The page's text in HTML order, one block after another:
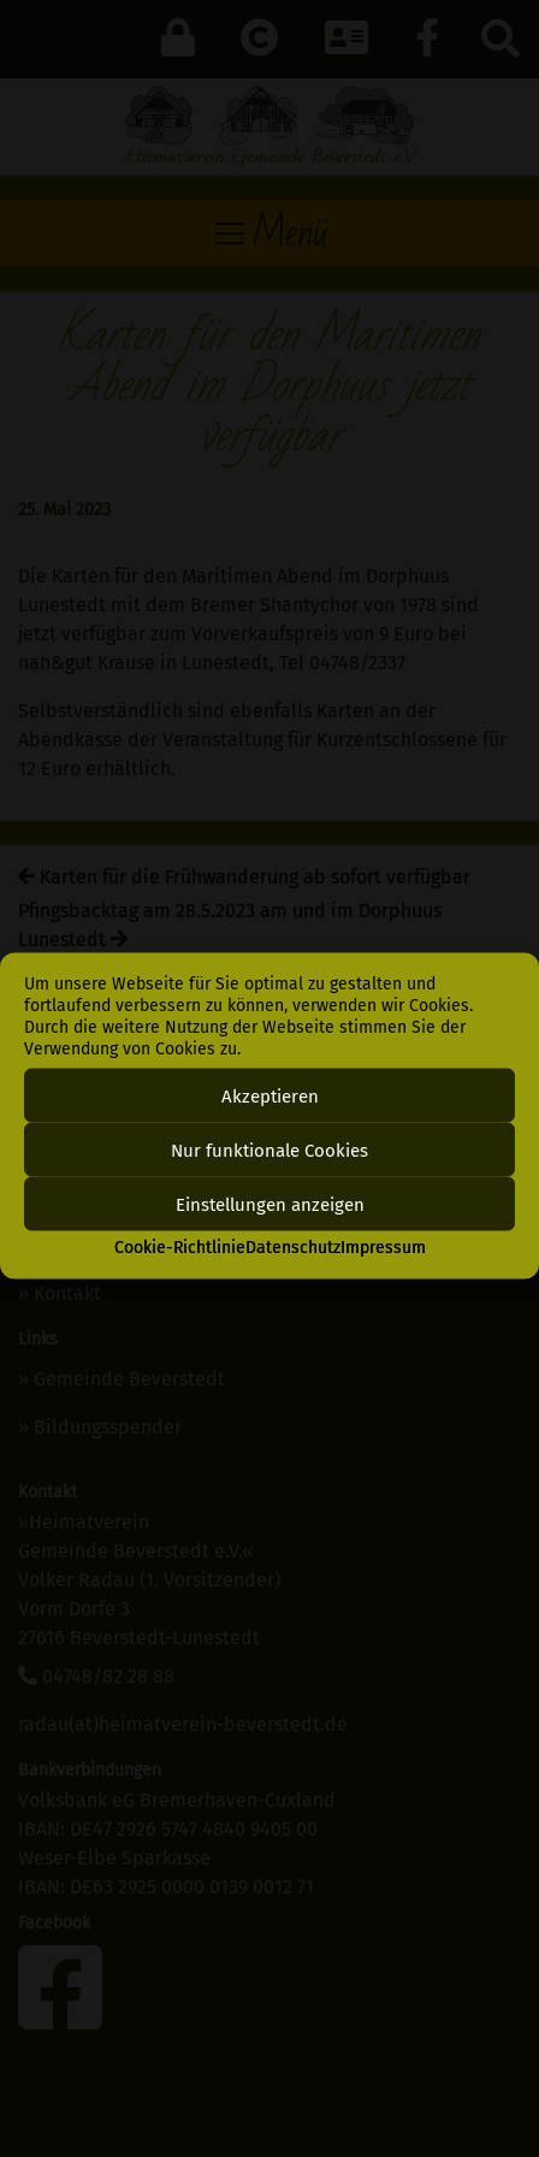
Um unsere Webseite für Sie optimal zu gestalten und
fortlaufend verbessern zu können, verwenden wir Cookies.
Durch die weitere Nutzung der Webseite stimmen Sie der
Verwendung von Cookies zu.
Akzeptieren
Nur funktionale Cookies
Einstellungen anzeigen
Cookie-RichtlinieDatenschutzImpressum
Karten für den Maritimen
Abend im Dorphuus jetzt
verfügbar
25. Mai 2023
Karten für die Frühwanderung ab sofort verfügbar
Pfingsbacktag am 28.5.2023 am und im Dorphuus
Lunestedt
Menü
Cookie-Richtlinie
Links
Gemeinde Beverstedt
Bildungsspender
Kontakt
»Heimatverein
Gemeinde Beverstedt e.V.«
Volker Radau (1. Vorsitzender)
Vorm Dorfe 3
27616 Beverstedt-Lunestedt
04748/82 28 88
radau(at)heimatverein-beverstedt.de
Bankverbindungen
Volksbank eG Bremerhaven-Cuxland
IBAN: DE47 2926 5747 4840 9405 00
Weser-Elbe Sparkasse
IBAN: DE63 2925 0000 0139 0012 71
Facebook